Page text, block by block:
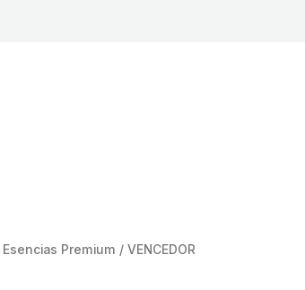
Esencias Premium / VENCEDOR